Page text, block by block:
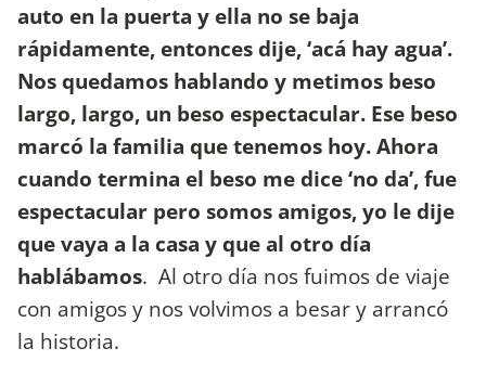
auto en la puerta y ella no se baja
rápidamente, entonces dije, ‘acá hay agua’.
Nos quedamos hablando y metimos beso
largo, largo, un beso espectacular. Ese beso
marcó la familia que tenemos hoy. Ahora
cuando termina el beso me dice ‘no da’, fue
espectacular pero somos amigos, yo le dije
que vaya a la casa y que al otro día
hablábamos. Al otro día nos fuimos de viaje
con amigos y nos volvimos a besar y arrancó
la historia.